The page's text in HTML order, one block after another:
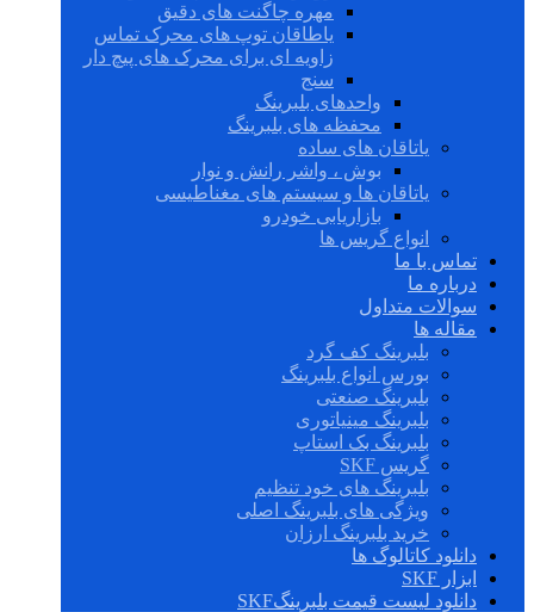
مهره چاگنت های دقیق
یاطاقان توپ های محرک تماس
زاویه ای برای محرک های پیچ دار
سنج
واحدهای بلبرینگ
محفظه های بلبرینگ
یاتاقان های ساده
بوش ، واشر رانش و نوار
یاتاقان ها و سیستم های مغناطیسی
بازاریابی خودرو
انواع گریس ها
تماس با ما
درباره ما
سوالات متداول
مقاله ها
بلبرینگ کف گرد
بورس انواع بلبرینگ
بلبرینگ صنعتی
بلبرینگ مینیاتوری
بلبرینگ بک استاپ
گریس SKF
بلبرینگ های خود تنظیم
ویژگی های بلبرینگ اصلی
خرید بلبرینگ ارزان
دانلود کاتالوگ ها
ابزار SKF
دانلود لیست قیمت بلبرینگSKF